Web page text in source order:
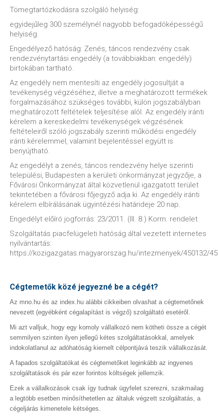
Tömegtartózkodásra szolgáló helyiség:
egyidejűleg 300 személynél nagyobb befogadóképességű
helyiség.
Engedélyező hatóság: Zenés, táncos rendezvény csak
rendezvénytartási engedély (a továbbiakban: engedély)
birtokában tartható.
Az engedély nem mentesíti az engedély jogosultját a
tevékenység végzéséhez, illetve a meghatározott termékek
forgalmazásához szükséges további, külön jogszabályban
meghatározott feltételek teljesítése alól. Az engedély iránti
kérelem a kereskedelmi tevékenységek végzésének
feltételeiről szóló jogszabály szerinti működési engedély
iránti kérelemmel, valamint bejelentéssel együtt is
benyújtható.
Az engedélyt a zenés, táncos rendezvény helye szerinti
települési, Budapesten a kerületi önkormányzat jegyzője, a
Fővárosi Önkormányzat által közvetlenül igazgatott terület
tekintetében a fővárosi főjegyző adja ki. Az engedély iránti
kérelem elbírálásának ügyintézési határideje 20 nap.
Engedélyt előíró jogforrás: 23/2011. (III. 8.) Korm. rendelet
Szolgáltatás piacfelügeleti hatóság által vezetett internetes
nyilvántartás:
https://kozigazgatas.magyarorszag.hu/intezmenyek/450132/
Cégtemetők közé jegyezné be a cégét?
Az mno.hu és az index.hu alábbi cikkeiben olvashat a cégtemetőnek
nevezett (egyébként cégalapítást is végző) szolgáltató esetéről.
Mi azt valljuk, hogy egy komoly vállalkozó nem kötheti össze a cégét
semmilyen szinten ilyen jellegű kétes szolgáltatásokkal, amelyek
indokolatlanul az adóhatóság kiemelt célpontjává teszik vállalkozását.
A fapados szolgáltatókat és cégtemetőket leginkább az ingyenes
szolgáltatások és pár ezer forintos költségek jellemzik.
Ezek a vállalkozások csak így tudnak ügyfelet szerezni, szakmailag
a legtöbb esetben minősíthetetlen az általuk végzett szolgáltatás, a
cégeljárás kimenetele kétséges.